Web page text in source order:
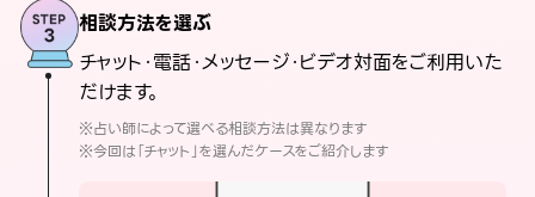
相談方法を選ぶ
チャット・電話・メッセージ・ビデオ対面をご利用いた
だけます。
※占い師によって選べる相談方法は異なります
※今回は「チャット」を選んだケースをご紹介します